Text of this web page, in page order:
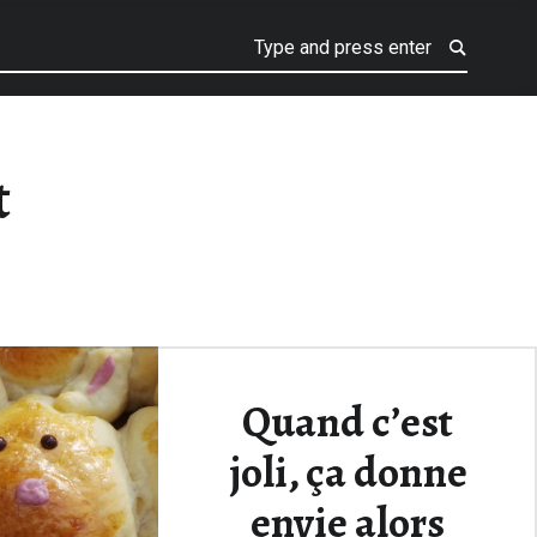
Quand c’est
joli, ça donne
envie alors